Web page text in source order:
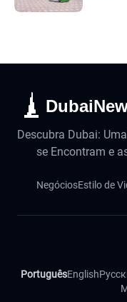
Descubra Dubai:
se Encontram e
NegóciosEstilo de
PortuguêsEnglish